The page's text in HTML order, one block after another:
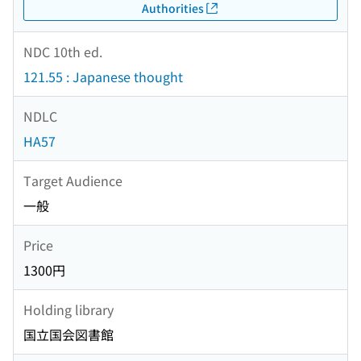
Authorities
NDC 10th ed.
121.55 : Japanese thought
NDLC
HA57
Target Audience
一般
Price
1300円
Holding library
国立国会図書館